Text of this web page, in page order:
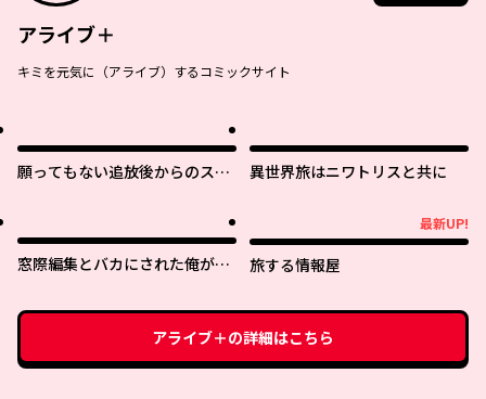
アライブ＋
キミを元気に（アライブ）するコミックサイト
願ってもない追放後からのスロ
り行きで美少女ギャルの師匠に
なったらなぜかめちゃくちゃ懐
かれた〜
異世界旅はニワトリスと共に
窓際編集とバカにされた俺が、
た
最新UP!
旅する情報屋
アライブ＋の詳細はこちら